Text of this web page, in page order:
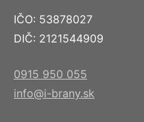
IČO: 53878027
DIČ: 2121544909
0915 950 055
info@i-brany.sk